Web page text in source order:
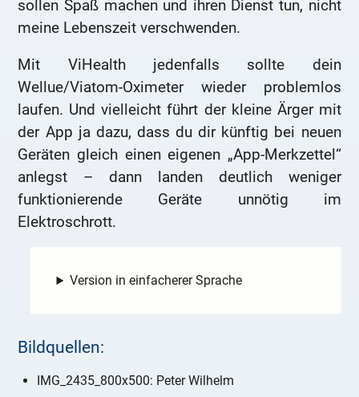
sollen Spaß machen und ihren Dienst tun, nicht
meine Lebenszeit verschwenden.
Mit ViHealth jedenfalls sollte dein
Wellue/Viatom-Oximeter wieder problemlos
laufen. Und vielleicht führt der kleine Ärger mit
der App ja dazu, dass du dir künftig bei neuen
Geräten gleich einen eigenen „App-Merkzettel“
anlegst – dann landen deutlich weniger
funktionierende Geräte unnötig im
Elektroschrott.
Version in einfacherer Sprache
Bildquellen:
IMG_2435_800x500: Peter Wilhelm